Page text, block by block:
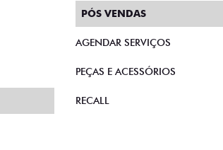
PÓS VENDAS
AGENDAR SERVIÇOS
PEÇAS E ACESSÓRIOS
RECALL